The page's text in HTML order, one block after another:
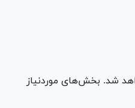
شد. بخش‌های موردنیاز